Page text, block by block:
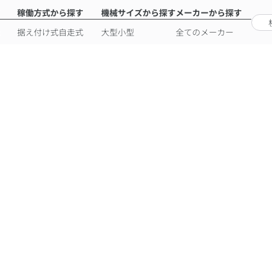
稼働方式から探す
据え付け式自走式
機械サイズから探す
大型小型
メーカーから探す
全てのメーカー